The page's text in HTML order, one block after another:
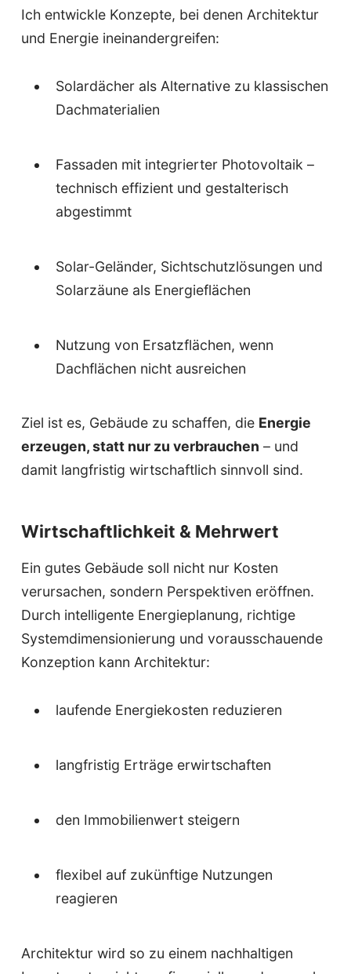
Ich entwickle Konzepte, bei denen Architektur
und Energie ineinandergreifen:
Solardächer als Alternative zu klassischen
Dachmaterialien
Fassaden mit integrierter Photovoltaik –
technisch effizient und gestalterisch
abgestimmt
Solar-Geländer, Sichtschutzlösungen und
Solarzäune als Energieflächen
Nutzung von Ersatzflächen, wenn
Dachflächen nicht ausreichen
Ziel ist es, Gebäude zu schaffen, die Energie
erzeugen, statt nur zu verbrauchen – und
damit langfristig wirtschaftlich sinnvoll sind.
Wirtschaftlichkeit & Mehrwert
Ein gutes Gebäude soll nicht nur Kosten
verursachen, sondern Perspektiven eröffnen.
Durch intelligente Energieplanung, richtige
Systemdimensionierung und vorausschauende
Konzeption kann Architektur:
laufende Energiekosten reduzieren
langfristig Erträge erwirtschaften
den Immobilienwert steigern
flexibel auf zukünftige Nutzungen
reagieren
Architektur wird so zu einem nachhaltigen